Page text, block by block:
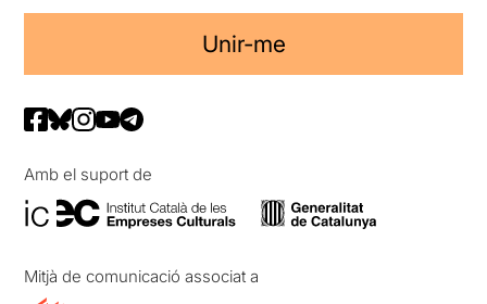
Unir-me
Amb el suport de
Mitjà de comunicació associat a